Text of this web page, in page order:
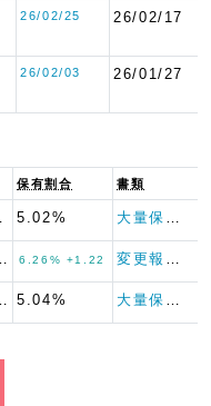
26/02/25 26/02/17
26/02/03 26/01/27
保有割合 書類
5.02%
6.26% +1.22
5.04%